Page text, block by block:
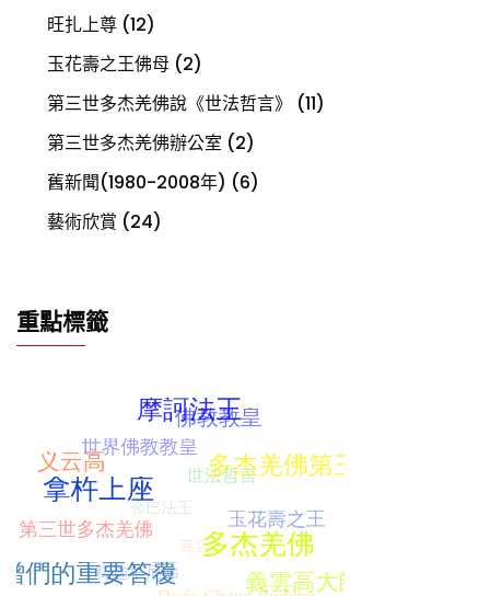
旺扎上尊 (12)
玉花壽之王佛母 (2)
第三世多杰羌佛說《世法哲言》
(11)
第三世多杰羌佛辦公室 (2)
舊新聞(1980-2008年) (6)
藝術欣賞 (24)
重點標籤